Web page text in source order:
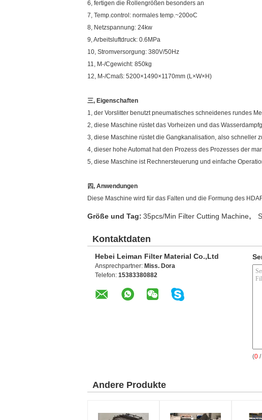
6, fertigen die Rollengrößen besonders an
7, Temp.control: normales temp.~200oC
8, Netzspannung: 24kw
9, Arbeitsluftdruck: 0.6MPa
10, Stromversorgung: 380V/50Hz
11, M-/Cgewicht: 850kg
12, M-/Cmaß: 5200×1490×1170mm (L×W×H)
三, Eigenschaften
1, der Vorslitter benutzt pneumatisches schneidenes rundes
2, diese Maschine rüstet das Vorheizen und das
3, diese Maschine rüstet die Gangkanalisation, also schneller
4, dieser hohe Automat hat den Prozess des Prozesses der
5, diese Maschine ist Rechnersteuerung und einfache
四, Anwendungen
Diese Maschine wird für das Falten und die Formung des
Größe und Tag: 35pcs/Min Filter Cutting Machine,
Kontaktdaten
Hebei Leiman Filter Material Co.,Ltd
Ansprechpartner: Miss. Dora
Telefon: 15383380882
(0
Andere Produkte